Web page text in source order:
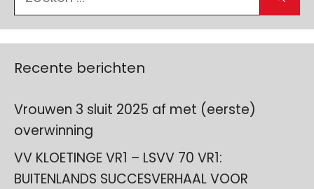
naar:
Recente berichten
Vrouwen 3 sluit 2025 af met (eerste)
overwinning
VV KLOETINGE VR1 – LSVV 70 VR1:
BUITENLANDS SUCCESVERHAAL VOOR